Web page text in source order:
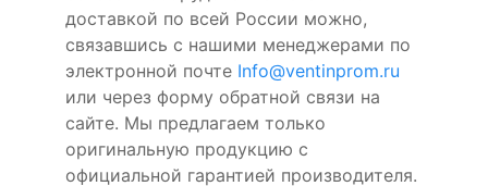
доставкой по всей России можно,
связавшись с нашими менеджерами по
электронной почте Info@ventinprom.ru
или через форму обратной связи на
сайте. Мы предлагаем только
оригинальную продукцию с
официальной гарантией производителя.